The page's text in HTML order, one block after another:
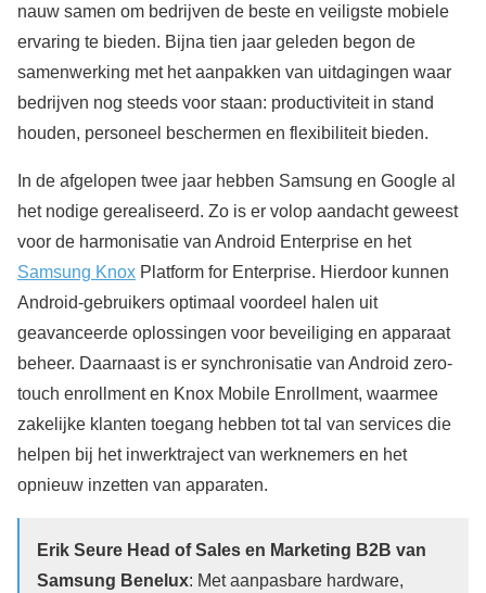
nauw samen om bedrijven de beste en veiligste mobiele
ervaring te bieden. Bijna tien jaar geleden begon de
samenwerking met het aanpakken van uitdagingen waar
bedrijven nog steeds voor staan: productiviteit in stand
houden, personeel beschermen en flexibiliteit bieden.
In de afgelopen twee jaar hebben Samsung en Google al
het nodige gerealiseerd. Zo is er volop aandacht geweest
voor de harmonisatie van Android Enterprise en het
Samsung Knox Platform for Enterprise. Hierdoor kunnen
Android-gebruikers optimaal voordeel halen uit
geavanceerde oplossingen voor beveiliging en apparaat
beheer. Daarnaast is er synchronisatie van Android zero-
touch enrollment en Knox Mobile Enrollment, waarmee
zakelijke klanten toegang hebben tot tal van services die
helpen bij het inwerktraject van werknemers en het
opnieuw inzetten van apparaten.
Erik Seure Head of Sales en Marketing B2B van
Samsung Benelux: Met aanpasbare hardware,